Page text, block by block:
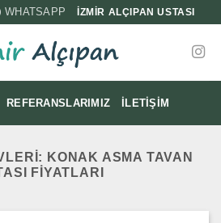
WHATSAPP İZMİR ALÇIPAN USTASI
REFERANSLARIMIZ İLETIŞIM
KONAK ASMA TAVAN
FIYATLARI